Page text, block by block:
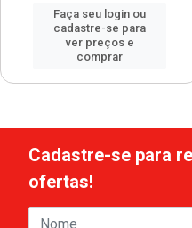
Faça seu login ou
cadastre-se para
ver preços e
comprar
Cadastre-se para
ofertas!